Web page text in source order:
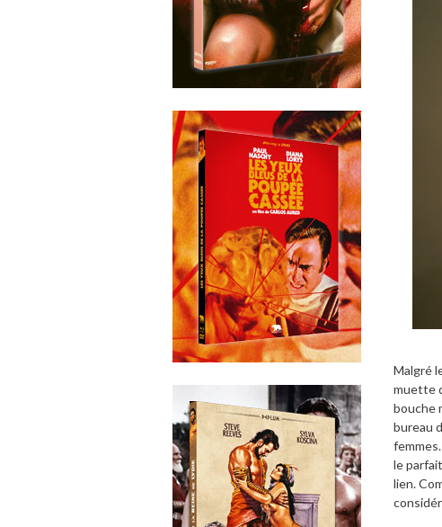
Malgré
muette
bouche
bureau
le
lien.